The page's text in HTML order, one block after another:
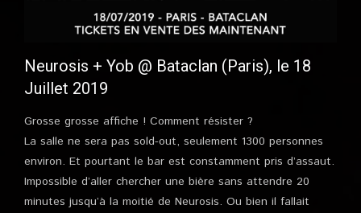
Neurosis + Yob @ Bataclan (Paris), le 18
Juillet 2019
Grosse grosse affiche ! Comment résister ?
La salle ne sera pas sold-out, seulement 1300 personnes
environ. Et pourtant le bar est constamment pris d’assaut.
Impossible d’aller chercher une bière sans attendre 20
minutes jusqu’à la moitié de Neurosis. Ou bien il fallait